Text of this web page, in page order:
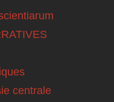
centrale